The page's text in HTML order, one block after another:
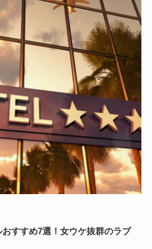
すすめ7選！女ウケ抜群のラブ